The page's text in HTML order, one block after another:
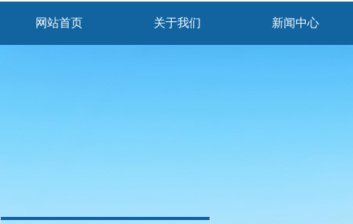
网站首页 关于我们 新闻中心